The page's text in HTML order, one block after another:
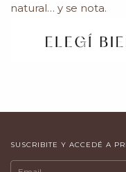
natural… y se nota.
SUSCRIBITE Y ACCEDÉ A